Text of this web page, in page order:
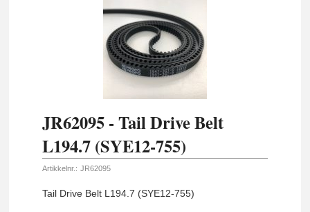
JR62095 - Tail Drive Belt
L194.7 (SYE12-755)
Artikkelnr.: JR62095
Tail Drive Belt L194.7 (SYE12-755)